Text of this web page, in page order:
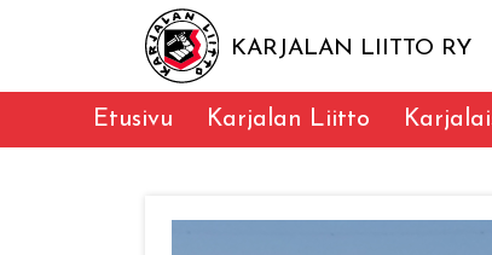
KARJALAN LIITTO RY
Etusivu Karjalan Liitto